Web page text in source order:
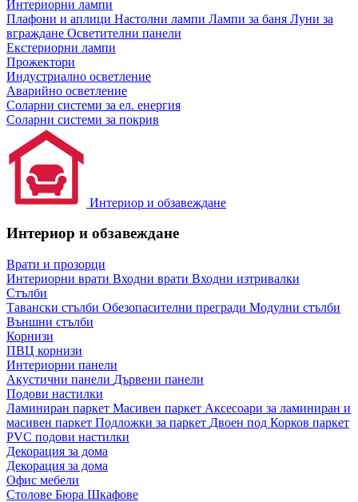
Интериорни лампи
Плафони и аплици Настолни лампи Лампи за баня Луни за
вграждане Осветителни панели
Екстериорни лампи
Прожектори
Индустриално осветление
Аварийно осветление
Соларни системи за ел. енергия
Соларни системи за покрив
Интериор и обзавеждане
Интериор и обзавеждане
Врати и прозорци
Интериорни врати Входни врати Входни изтривалки
Стълби
Тавански стълби Обезопасителни прегради Модулни стълби
Външни стълби
Корнизи
ПВЦ корнизи
Интериорни панели
Акустични панели Дървени панели
Подови настилки
Ламиниран паркет Масивен паркет Аксесоари за ламиниран и
масивен паркет Подложки за паркет Двоен под Корков паркет
PVC подови настилки
Декорация за дома
Декорация за дома
Офис мебели
Столове Бюра Шкафове